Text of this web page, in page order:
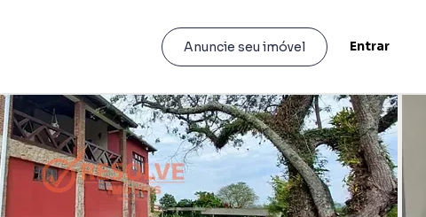
Anuncie seu imóvel Entrar